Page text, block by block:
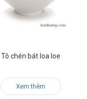
Tô chén bát loa loe
Xem thêm